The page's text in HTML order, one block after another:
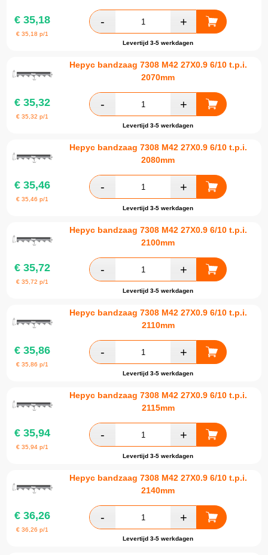
€ 35,18
€35,18 p/1
Levertijd 3-5 werkdagen
Hepyc bandzaag 7308 M42 27X0.9 6/10 t.p.i.
2070mm
€ 35,32
€35,32 p/1
Levertijd 3-5 werkdagen
Hepyc bandzaag 7308 M42 27X0.9 6/10 t.p.i.
2080mm
€ 35,46
€35,46 p/1
Levertijd 3-5 werkdagen
Hepyc bandzaag 7308 M42 27X0.9 6/10 t.p.i.
2100mm
€ 35,72
€35,72 p/1
Levertijd 3-5 werkdagen
Hepyc bandzaag 7308 M42 27X0.9 6/10 t.p.i.
2110mm
€ 35,86
€35,86 p/1
Levertijd 3-5 werkdagen
Hepyc bandzaag 7308 M42 27X0.9 6/10 t.p.i.
2115mm
€ 35,94
€35,94 p/1
Levertijd 3-5 werkdagen
Hepyc bandzaag 7308 M42 27X0.9 6/10 t.p.i.
2140mm
€ 36,26
€36,26 p/1
Levertijd 3-5 werkdagen